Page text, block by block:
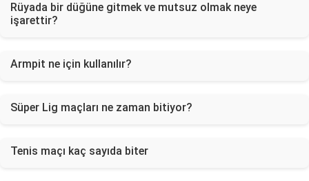
Rüyada bir düğüne gitmek ve mutsuz olmak neye
işarettir?
Armpit ne için kullanılır?
Süper Lig maçları ne zaman bitiyor?
Tenis maçı kaç sayıda biter